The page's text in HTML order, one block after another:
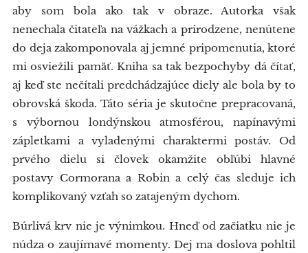
aby som bola ako tak v obraze. Autorka však
nenechala čitateľa na vážkach a prirodzene, nenútene
do deja zakomponovala aj jemné pripomenutia, ktoré
mi osviežili pamäť. Kniha sa tak bezpochyby dá čítať,
aj keď ste nečítali predchádzajúce diely ale bola by to
obrovská škoda. Táto séria je skutočne prepracovaná,
s výbornou londýnskou atmosférou, napínavými
zápletkami a vyladenými charaktermi postáv. Od
prvého dielu si človek okamžite obľúbi hlavné
postavy Cormorana a Robin a celý čas sleduje ich
komplikovaný vzťah so zatajeným dychom.
Búrlivá krv nie je výnimkou. Hneď od začiatku nie je
núdza o zaujímavé momenty. Dej ma doslova pohltil